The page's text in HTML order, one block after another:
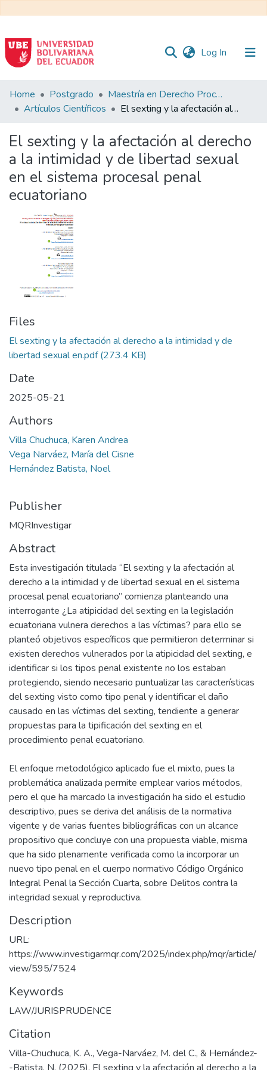
Log In (current)
Communities
&
All of DSpace
Statistics
Home Postgrado
Maestría en Derecho Procesal
Artículos Científicos
El sexting y la afectación al derecho a la intimidad y de libertad sexual en el sistema procesal penal ecuatoriano
El sexting y la afectación al derecho
a la intimidad y de libertad sexual
en el sistema procesal penal
ecuatoriano
Files
El sexting y la afectación al derecho a la intimidad y de
libertad sexual en.pdf(273.4 KB)
Date
2025-05-21
Authors
Villa Chuchuca, Karen Andrea
Vega Narváez, María del Cisne
Hernández Batista, Noel
Publisher
MQRInvestigar
Abstract
Esta investigación titulada “El sexting y la afectación al
derecho a la intimidad y de libertad sexual en el sistema
procesal penal ecuatoriano” comienza planteando una
interrogante ¿La atipicidad del sexting en la legislación
ecuatoriana vulnera derechos a las víctimas? para ello se
planteó objetivos específicos que permitieron determinar si
existen derechos vulnerados por la atipicidad del sexting, e
identificar si los tipos penal existente no los estaban
protegiendo, siendo necesario puntualizar las características
del sexting visto como tipo penal y identificar el daño
causado en las víctimas del sexting, tendiente a generar
propuestas para la tipificación del sexting en el
procedimiento penal ecuatoriano.
El enfoque metodológico aplicado fue el mixto, pues la
problemática analizada permite emplear varios métodos,
pero el que ha marcado la investigación ha sido el estudio
descriptivo, pues se deriva del análisis de la normativa
vigente y de varias fuentes bibliográficas con un alcance
propositivo que concluye con una propuesta viable, misma
que ha sido plenamente verificada como la incorporar un
nuevo tipo penal en el cuerpo normativo Código Orgánico
Integral Penal la Sección Cuarta, sobre Delitos contra la
integridad sexual y reproductiva.
Description
URL:
https://www.investigarmqr.com/2025/index.php/mqr/article/
view/595/7524
Keywords
LAW/JURISPRUDENCE
Citation
Villa-Chuchuca, K. A., Vega-Narváez, M. del C., & Hernández-